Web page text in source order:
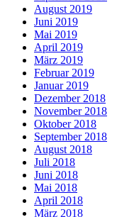
August 2019
Juni 2019
Mai 2019
April 2019
März 2019
Februar 2019
Januar 2019
Dezember 2018
November 2018
Oktober 2018
September 2018
August 2018
Juli 2018
Juni 2018
Mai 2018
April 2018
März 2018